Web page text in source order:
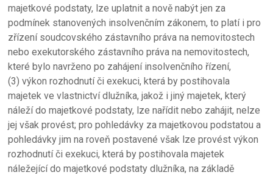
majetkové podstaty, lze uplatnit a nově nabýt jen za
podmínek stanovených insolvenčním zákonem, to platí i pro
zřízení soudcovského zástavního práva na nemovitostech
nebo exekutorského zástavního práva na nemovitostech,
které bylo navrženo po zahájení insolvenčního řízení,
(3) výkon rozhodnutí či exekuci, která by postihovala
majetek ve vlastnictví dlužníka, jakož i jiný majetek, který
náleží do majetkové podstaty, lze nařídit nebo zahájit, nelze
jej však provést; pro pohledávky za majetkovou podstatou a
pohledávky jim na roveň postavené však lze provést výkon
rozhodnutí či exekuci, která by postihovala majetek
náležející do majetkové podstaty dlužníka, na základě